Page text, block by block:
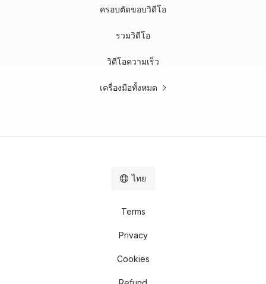
ครอบตัดขอบวิดีโอ
รวมวิดีโอ
วิดีโอความเร็ว
เครื่องมือทั้งหมด
Terms
Privacy
Cookies
ไทย